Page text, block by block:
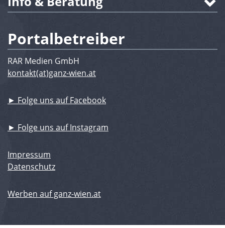
Portalbetreiber
RAR Medien GmbH
kontakt(at)ganz-wien.at
► Folge uns auf Facebook
► Folge uns auf Instagram
Impressum
Datenschutz
Werben auf ganz-wien.at